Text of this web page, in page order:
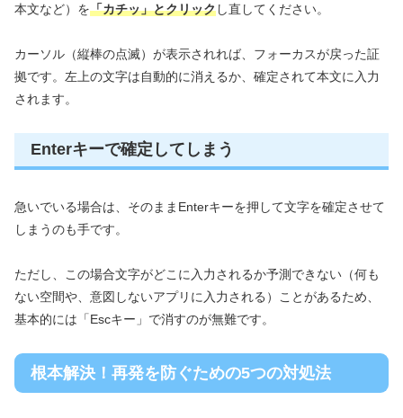
本文など）を「カチッ」とクリックし直してください。
カーソル（縦棒の点滅）が表示されれば、フォーカスが戻った証
拠です。左上の文字は自動的に消えるか、確定されて本文に入力
されます。
Enterキーで確定してしまう
急いでいる場合は、そのままEnterキーを押して文字を確定させて
しまうのも手です。
ただし、この場合文字がどこに入力されるか予測できない（何も
ない空間や、意図しないアプリに入力される）ことがあるため、
基本的には「Escキー」で消すのが無難です。
根本解決！再発を防ぐための5つの対処法